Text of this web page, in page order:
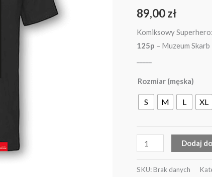
89,00zł
Komiksowy Superhero:
125p – Muzeum
Rozmiar (męska)
S M L XL
Gratownik
akcji
-
Muzeum
Dodaj
SKU:Brak danych